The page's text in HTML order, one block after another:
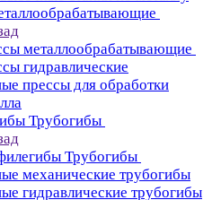
металлообрабатывающие
гидравлические
прессы для обработки
Трубогибы
Трубогибы
механические трубогибы
гидравлические трубогибы